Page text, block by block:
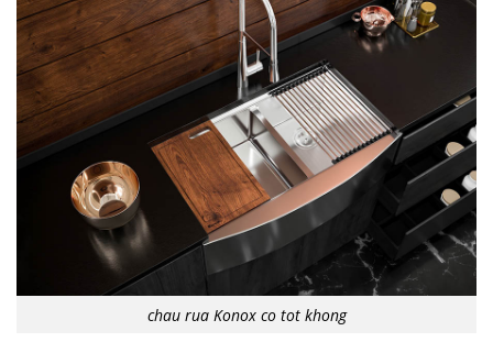
chau rua Konox co tot khong